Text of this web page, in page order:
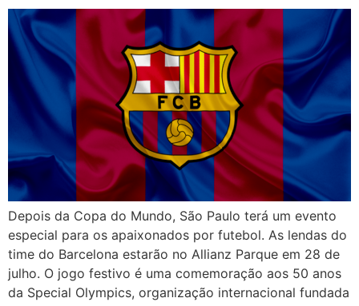
Depois da Copa do Mundo, São Paulo terá um evento
especial para os apaixonados por futebol. As lendas do
time do Barcelona estarão no Allianz Parque em 28 de
julho. O jogo festivo é uma comemoração aos 50 anos
da Special Olympics, organização internacional fundada